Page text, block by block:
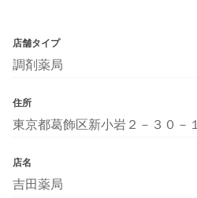
店舗タイプ
調剤薬局
住所
東京都葛飾区新小岩２－３０－１
店名
吉田薬局